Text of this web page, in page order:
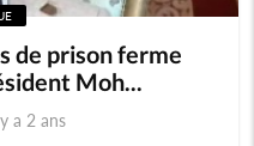
de prison ferme
Moh...
a 2 ans